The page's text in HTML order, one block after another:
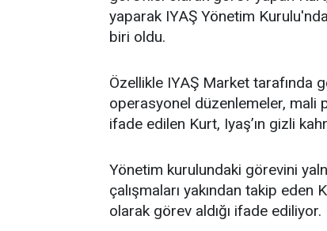
yaparak IYAŞ Yönetim
biri oldu.
Özellikle IYAŞ Market tarafında
operasyonel düzenlemeler,
ifade edilen Kurt, Iyaş’ın gizli
Yönetim kurulundaki görevini
çalışmaları yakından takip
olarak görev aldığı ifade ediliyor.